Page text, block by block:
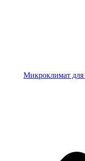
Микроклимат для